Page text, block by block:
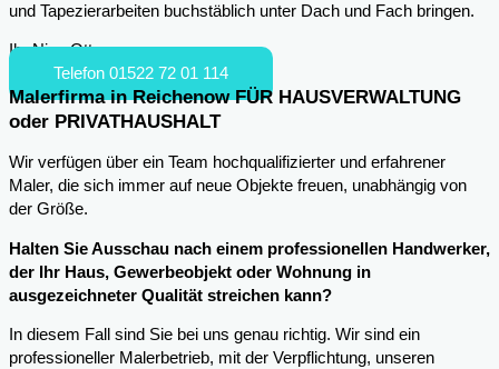
und Tapezierarbeiten buchstäblich unter Dach und Fach bringen.
Ihr Nico Otto
Telefon 01522 72 01 114
Malerfirma in Reichenow FÜR HAUSVERWALTUNG
oder PRIVATHAUSHALT
Wir verfügen über ein Team hochqualifizierter und erfahrener
Maler, die sich immer auf neue Objekte freuen, unabhängig von
der Größe.
Halten Sie Ausschau nach einem professionellen Handwerker,
der Ihr Haus, Gewerbeobjekt oder Wohnung in
ausgezeichneter Qualität streichen kann?
In diesem Fall sind Sie bei uns genau richtig. Wir sind ein
professioneller Malerbetrieb, mit der Verpflichtung, unseren